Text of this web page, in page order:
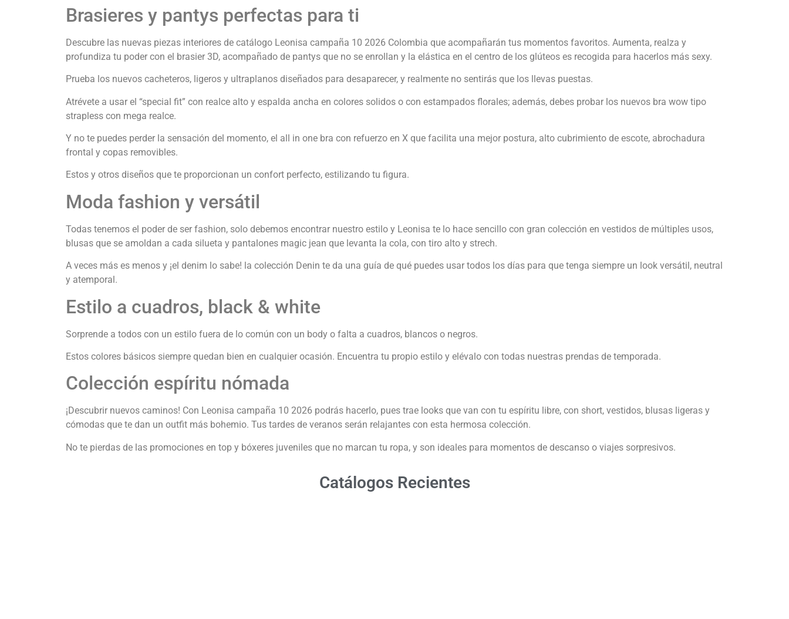
Brasieres y pantys perfectas para ti
Descubre las nuevas piezas interiores de catálogo Leonisa campaña 10 2026 Colombia que acompañarán tus momentos favoritos. Aumenta, realza y
profundiza tu poder con el brasier 3D, acompañado de pantys que no se enrollan y la elástica en el centro de los glúteos es recogida para hacerlos más sexy.
Prueba los nuevos cacheteros, ligeros y ultraplanos diseñados para desaparecer, y realmente no sentirás que los llevas puestas.
Atrévete a usar el “special fit” con realce alto y espalda ancha en colores solidos o con estampados florales; además, debes probar los nuevos bra wow tipo
strapless con mega realce.
Y no te puedes perder la sensación del momento, el all in one bra con refuerzo en X que facilita una mejor postura, alto cubrimiento de escote, abrochadura
frontal y copas removibles.
Estos y otros diseños que te proporcionan un confort perfecto, estilizando tu figura.
Moda fashion y versátil
Todas tenemos el poder de ser fashion, solo debemos encontrar nuestro estilo y Leonisa te lo hace sencillo con gran colección en vestidos de múltiples usos,
blusas que se amoldan a cada silueta y pantalones magic jean que levanta la cola, con tiro alto y strech.
A veces más es menos y ¡el denim lo sabe! la colección Denin te da una guía de qué puedes usar todos los días para que tenga siempre un look versátil, neutral
y atemporal.
Estilo a cuadros, black & white
Sorprende a todos con un estilo fuera de lo común con un body o falta a cuadros, blancos o negros.
Estos colores básicos siempre quedan bien en cualquier ocasión. Encuentra tu propio estilo y elévalo con todas nuestras prendas de temporada.
Colección espíritu nómada
¡Descubrir nuevos caminos! Con Leonisa campaña 10 2026 podrás hacerlo, pues trae looks que van con tu espíritu libre, con short, vestidos, blusas ligeras y
cómodas que te dan un outfit más bohemio. Tus tardes de veranos serán relajantes con esta hermosa colección.
No te pierdas de las promociones en top y bóxeres juveniles que no marcan tu ropa, y son ideales para momentos de descanso o viajes sorpresivos.
Catálogos Recientes